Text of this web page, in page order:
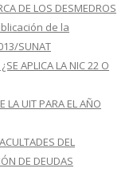
DE LOS DESMEDROS
de la
SUNAT
APLICA LA NIC 22 O
LA UIT PARA EL AÑO
DEL
DE DEUDAS